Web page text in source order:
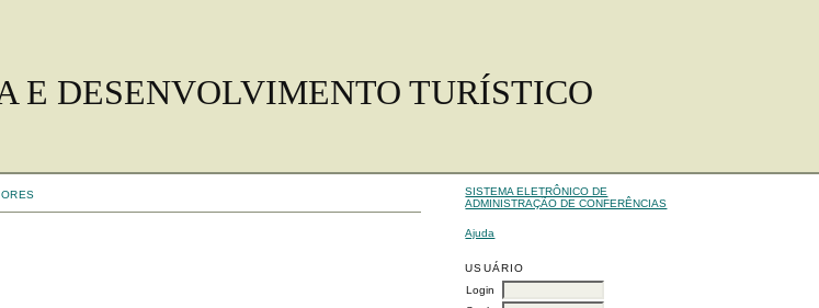
E DESENVOLVIMENTO TURÍSTICO
SISTEMA ELETRÔNICO DE
ADMINISTRAÇÃO DE CONFERÊNCIAS
Ajuda
USUÁRIO
Login